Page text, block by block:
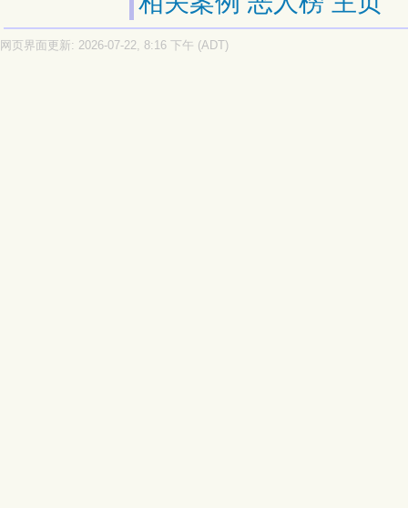
网页界面更新: 2026-07-22, 8:16 下午 (ADT)